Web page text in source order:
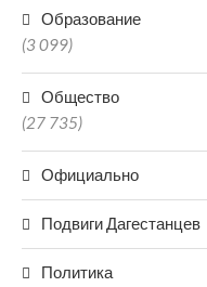
Образование
(3 099)
Общество
(27 735)
Официально
Подвиги Дагестанцев
Политика